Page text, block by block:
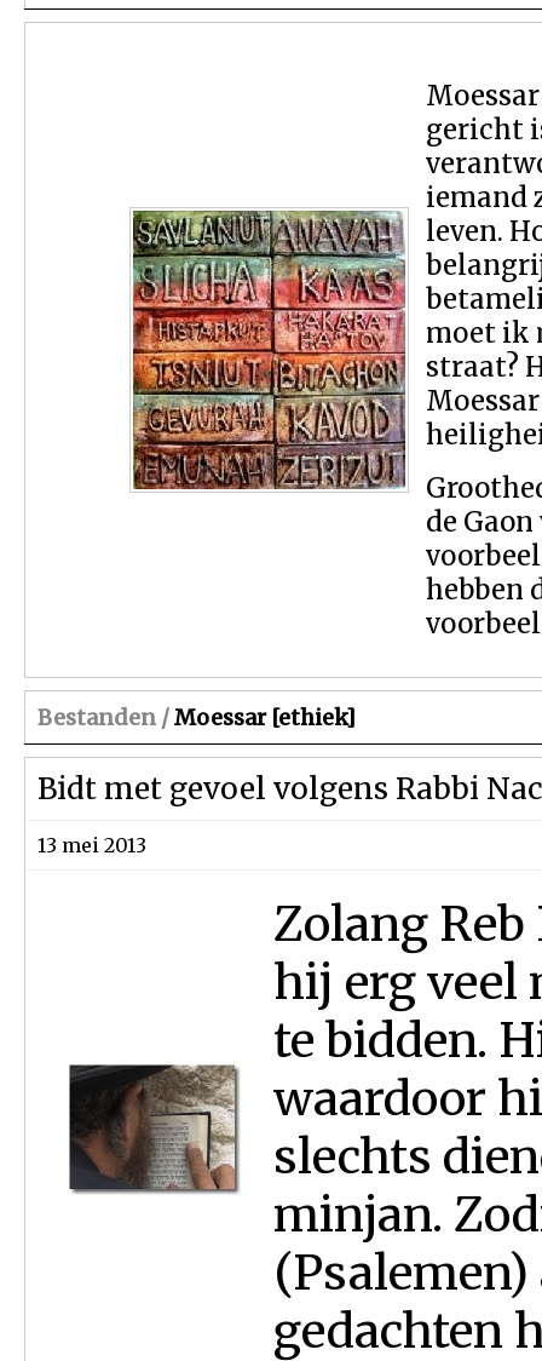
gericht
iemand
leven.
moet ik
straat?
de
hebben
Bestanden /Moessar [ethiek]
Bidt met gevoel volgens Rabbi
13 mei 2013
Zolang
hij erg veel
te bidden.
waardoor
slechts
minjan.
gedachten